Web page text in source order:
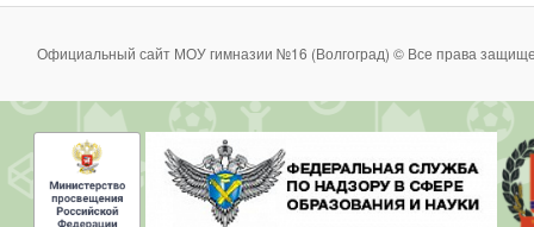
Официальный сайт МОУ гимназии №16 (Волгоград) © Все права